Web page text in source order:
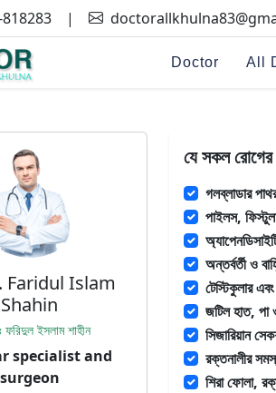
|
Doctor All
Faridul Islam
Shahin
ফরিদুল ইসলাম শাহীন
specialist and
surgeon
যে সকল রোগের
গলব্লাডার
পাইলস,
অন্তর্বর্তী ও
টেস্টিকুলার
জটিল হাত, পা
সিজারিয়ান
রক্তনালীর
শিরা ফোলা,